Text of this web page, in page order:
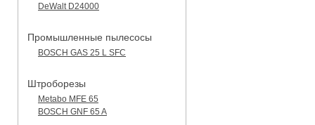
DeWalt D24000
Промышленные пылесосы
BOSCH GAS 25 L SFC
Штроборезы
Metabo MFE 65
BOSCH GNF 65 A